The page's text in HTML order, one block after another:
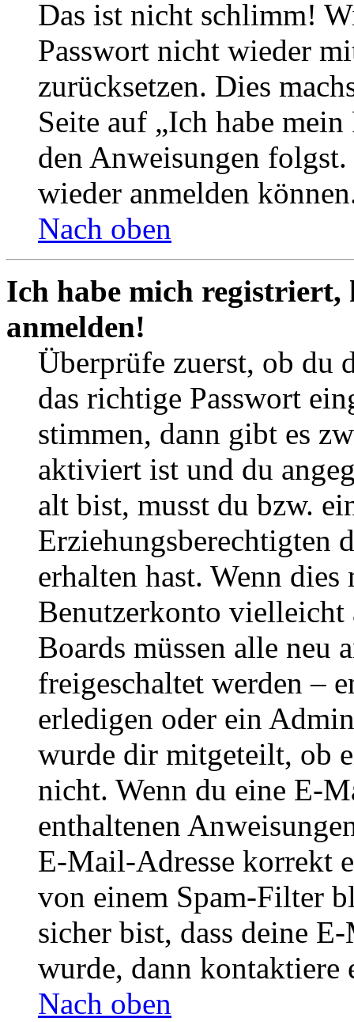
Das ist nicht schlimm!
Passwort nicht wieder
zurücksetzen. Dies
Seite auf „Ich habe
den Anweisungen
wieder anmelden
Nach oben
Ich habe mich
anmelden!
Überprüfe zuerst, ob du
das richtige Passwort
stimmen, dann gibt es
aktiviert ist und du
alt bist, musst du bzw.
Erziehungsberechtigten
erhalten hast. Wenn
Benutzerkonto
Boards müssen alle neu
freigeschaltet werden –
erledigen oder ein
wurde dir mitgeteilt, ob
nicht. Wenn du eine E-
enthaltenen
E-Mail-Adresse korrekt
von einem Spam-Filter
sicher bist, dass deine
wurde, dann kontaktiere
Nach oben